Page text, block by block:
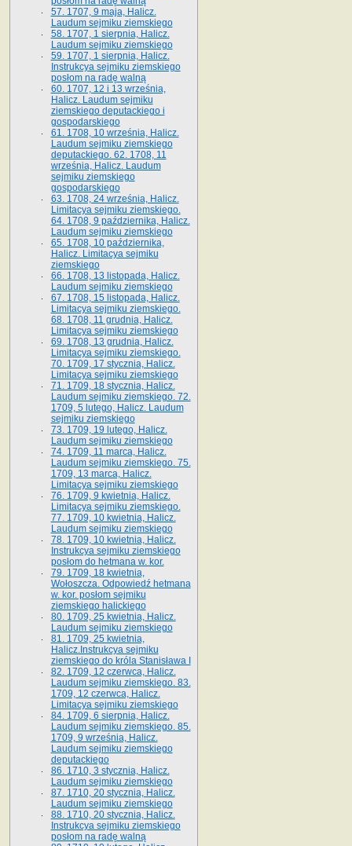
57. 1707, 9 maja, Halicz.
Laudum sejmiku ziemskiego
58. 1707, 1 sierpnia, Halicz.
Laudum sejmiku ziemskiego
59. 1707, 1 sierpnia, Halicz.
Instrukcya sejmiku ziemskiego
posłom na radę walną
60. 1707, 12 i 13 września,
Halicz. Laudum sejmiku
ziemskiego deputackiego i
gospodarskiego
61. 1708, 10 września, Halicz.
Laudum sejmiku ziemskiego
deputackiego. 62. 1708, 11
września, Halicz. Laudum
sejmiku ziemskiego
gospodarskiego
63. 1708, 24 września, Halicz.
Limitacya sejmiku ziemskiego.
64. 1708, 9 października, Halicz.
Laudum sejmiku ziemskiego
65­. 1708, 10 października,
Halicz. Limitacya sejmiku
ziemskiego
66. 1708, 13 listopada, Halicz.
Laudum sejmiku ziemskiego
67. 1708, 15 listopada, Halicz.
Limitacya sejmiku ziemskiego.
68. 1708, 11 grudnia, Halicz.
Limitacya sejmiku ziemskiego
69. 1708, 13 grudnia, Halicz.
Limitacya sejmiku ziemskiego.
70. 1709, 17 stycznia, Halicz.
Limitacya sejmiku ziemskiego
71. 1709, 18 stycznia, Halicz.
Laudum sejmiku ziemskiego. 72.
1709, 5 lutego, Halicz. Laudum
sejmiku ziemskiego
73. 1709, 19 lutego, Halicz.
Laudum sejmiku ziemskiego
74. 1709, 11 marca, Halicz.
Laudum sejmiku ziemskiego. 75.
1709, 13 marca, Halicz.
Limitacya sejmiku ziemskiego
76. 1709, 9 kwietnia, Halicz.
Limitacya sejmiku ziemskiego.
77. 1709, 10 kwietnia, Halicz.
Laudum sejmiku ziemskiego
78. 1709, 10 kwietnia, Halicz.
Instrukcya sejmiku ziemskiego
posłom do hetmana w. kor.
79. 1709, 18 kwietnia,
Wołoszcza. Odpowiedź hetmana
w. kor. posłom sejmiku
ziemskiego halickiego
80. 1709, 25 kwietnia, Halicz.
Laudum sejmiku ziemskiego
81. 1709, 25 kwietnia,
Halicz.Instrukcya sejmiku
ziemskiego do króla Stanisława I
82. 1709, 12 czerwca, Halicz.
Laudum sejmiku ziemskiego. 83.
1709, 12 czerwca, Halicz.
Limitacya sejmiku ziemskiego
84. 1709, 6 sierpnia, Halicz.
Laudum sejmiku ziemskiego. 85.
1709, 9 września, Halicz.
Laudum sejmiku ziemskiego
deputackiego
86. 1710, 3 stycznia, Halicz.
Laudum sejmiku ziemskiego
87. 1710, 20 stycznia, Halicz.
Laudum sejmiku ziemskiego
88. 1710, 20 stycznia, Halicz.
Instrukcya sejmiku ziemskiego
posłom na radę walną